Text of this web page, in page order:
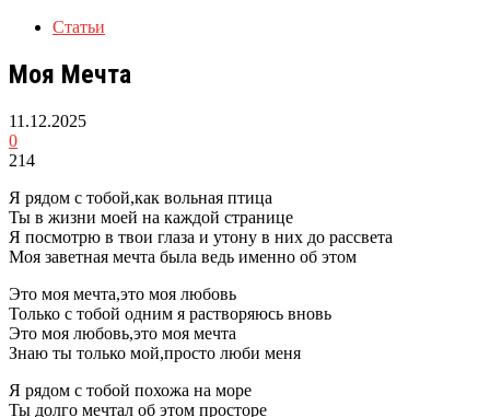
Статьи
Моя Мечта
11.12.2025
0
214
Я рядом с тобой,как вольная птица
Ты в жизни моей на каждой странице
Я посмотрю в твои глаза и утону в них до рассвета
Моя заветная мечта была ведь именно об этом
Это моя мечта,это моя любовь
Только с тобой одним я растворяюсь вновь
Это моя любовь,это моя мечта
Знаю ты только мой,просто люби меня
Я рядом с тобой похожа на море
Ты долго мечтал об этом просторе